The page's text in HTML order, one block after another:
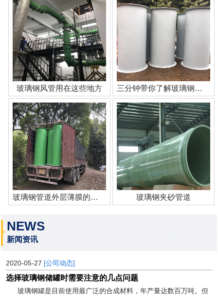
玻璃钢风管用在这些地方 三分钟带你了解玻璃钢管道
玻璃钢管道外层薄膜的作用 玻璃钢夹砂管道
NEWS
新闻资讯
2020-05-27 [公司动态]
选择玻璃钢储罐时需要注意的几点问题
玻璃钢罐是目前使用最广泛的合成材料，年产量达数百万吨。但